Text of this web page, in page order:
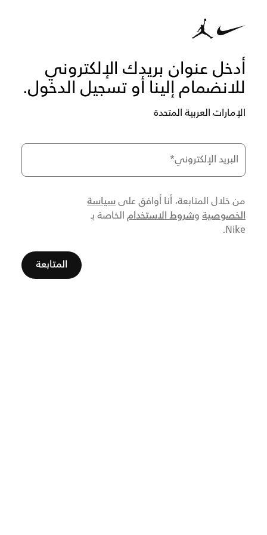
أدخل عنوان بريدك الإلكتروني
للانضمام إلينا أو تسجيل الدخول.
الإمارات العربية المتحدة
البريد الإلكتروني*
من خلال المتابعة، أنا أوافق علىسياسة
الخصوصية وشروط الاستخدام الخاصة بـ
Nike.
المتابعة